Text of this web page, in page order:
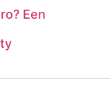
Een